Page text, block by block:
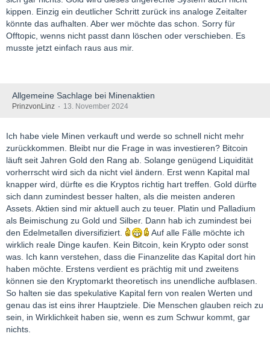
kippen. Einzig ein deutlicher Schritt zurück ins analoge Zeitalter
könnte das aufhalten. Aber wer möchte das schon. Sorry für
Offtopic, wenns nicht passt dann löschen oder verschieben. Es
musste jetzt einfach raus aus mir.
Allgemeine Sachlage bei Minenaktien
PrinzvonLinz 13. November 2024
Ich habe viele Minen verkauft und werde so schnell nicht mehr
zurückkommen. Bleibt nur die Frage in was investieren? Bitcoin
läuft seit Jahren Gold den Rang ab. Solange genügend Liquidität
vorherrscht wird sich da nicht viel ändern. Erst wenn Kapital mal
knapper wird, dürfte es die Kryptos richtig hart treffen. Gold dürfte
sich dann zumindest besser halten, als die meisten anderen
Assets. Aktien sind mir aktuell auch zu teuer. Platin und Palladium
als Beimischung zu Gold und Silber. Dann hab ich zumindest bei
den Edelmetallen diversifiziert.
Auf alle Fälle möchte ich
wirklich reale Dinge kaufen. Kein Bitcoin, kein Krypto oder sonst
was. Ich kann verstehen, dass die Finanzelite das Kapital dort hin
haben möchte. Erstens verdient es prächtig mit und zweitens
können sie den Kryptomarkt theoretisch ins unendliche aufblasen.
So halten sie das spekulative Kapital fern von realen Werten und
genau das ist eins ihrer Hauptziele. Die Menschen glauben reich zu
sein, in Wirklichkeit haben sie, wenn es zum Schwur kommt, gar
nichts.